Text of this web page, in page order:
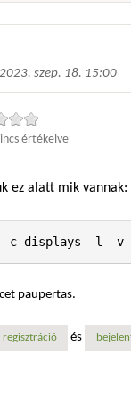
2023. szep. 18. 15:00
értékelve
ez alatt mik vannak:
-c displays -l -v
paupertas.
regisztráció és